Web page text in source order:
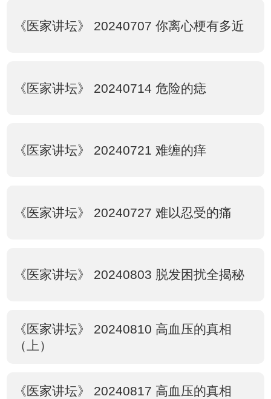
《医家讲坛》 20240707 你离心梗有多近
《医家讲坛》 20240714 危险的痣
《医家讲坛》 20240721 难缠的痒
《医家讲坛》 20240727 难以忍受的痛
《医家讲坛》 20240803 脱发困扰全揭秘
《医家讲坛》 20240810 高血压的真相
（上）
《医家讲坛》 20240817 高血压的真相